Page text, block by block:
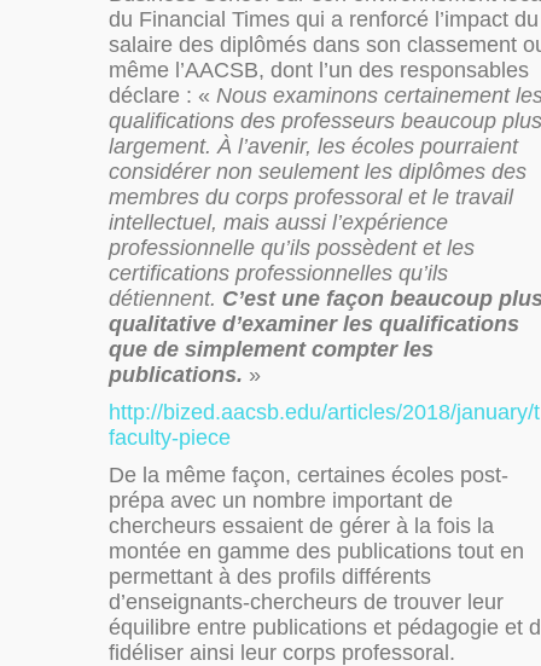
du Financial Times qui a renforcé l’impact du
salaire des diplômés dans son classement
même l’AACSB, dont l’un des responsables
déclare : « Nous examinons certainement
qualifications des professeurs beaucoup plus
largement. À l’avenir, les écoles pourraient
considérer non seulement les diplômes des
membres du corps professoral et le travail
intellectuel, mais aussi l’expérience
professionnelle qu’ils possèdent et les
certifications professionnelles qu’ils
détiennent. C’est une façon beaucoup
qualitative d’examiner les qualifications
que de simplement compter les
publications. »
http://bized.aacsb.edu/articles/2018/january/
faculty-piece
De la même façon, certaines écoles post-
prépa avec un nombre important de
chercheurs essaient de gérer à la fois la
montée en gamme des publications tout en
permettant à des profils différents
d’enseignants-chercheurs de trouver leur
équilibre entre publications et pédagogie et
fidéliser ainsi leur corps professoral.